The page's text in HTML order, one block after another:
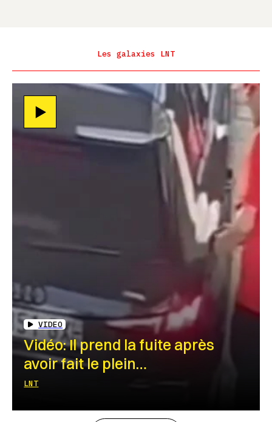
Les galaxies LNT
VIDEO
Vidéo: Il prend la fuite après
avoir fait le plein…
LNT